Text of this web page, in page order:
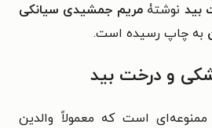
بید نوشتۀمریم جمشیدی سیانکی
به چاپ رسیده است.
و درخت بید
است که معمولاً والدین